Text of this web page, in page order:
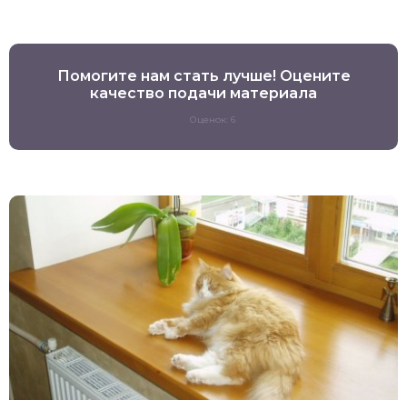
Помогите нам стать лучше! Оцените
качество подачи материала
Оценок: 6